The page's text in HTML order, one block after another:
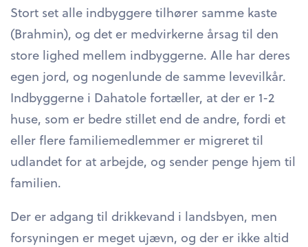
Stort set alle indbyggere tilhører samme kaste
(Brahmin), og det er medvirkerne årsag til den
store lighed mellem indbyggerne. Alle har deres
egen jord, og nogenlunde de samme levevilkår.
Indbyggerne i Dahatole fortæller, at der er 1-2
huse, som er bedre stillet end de andre, fordi et
eller flere familiemedlemmer er migreret til
udlandet for at arbejde, og sender penge hjem til
familien.
Der er adgang til drikkevand i landsbyen, men
forsyningen er meget ujævn, og der er ikke altid